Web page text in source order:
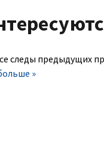
следы предыдущих
»